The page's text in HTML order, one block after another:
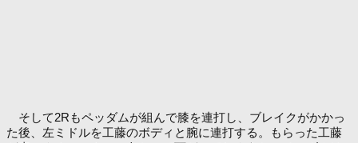
そして2Rもペッダムが組んで膝を連打し、ブレイクがかかっ
た後、左ミドルを工藤のボディと腕に連打する。もらった工藤